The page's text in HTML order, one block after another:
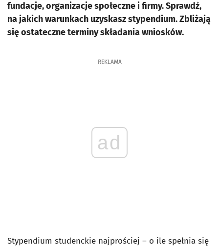
fundacje, organizacje społeczne i firmy. Sprawdź,
na jakich warunkach uzyskasz stypendium. Zbliżają
się ostateczne terminy składania wniosków.
REKLAMA
ad
Stypendium studenckie najprościej – o ile spełnia się